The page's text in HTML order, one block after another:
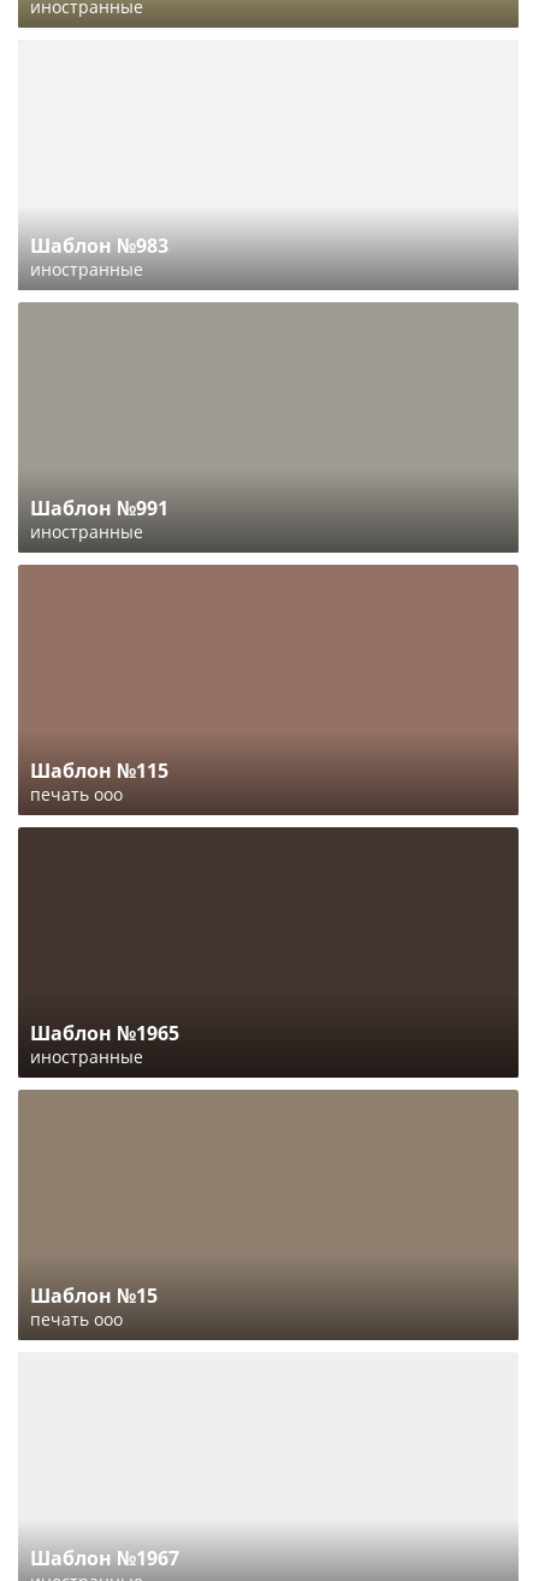
иностранные
Шаблон №983
иностранные
Шаблон №991
иностранные
Шаблон №115
печать ооо
Шаблон №1965
иностранные
Шаблон №15
печать ооо
Шаблон №1967